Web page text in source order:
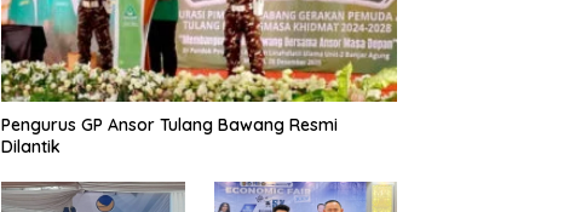
Pengurus GP Ansor Tulang Bawang Resmi
Dilantik